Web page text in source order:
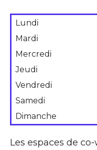
Lundi
Mardi
Mercredi
Jeudi
Vendredi
Samedi
Dimanche
Les espaces de